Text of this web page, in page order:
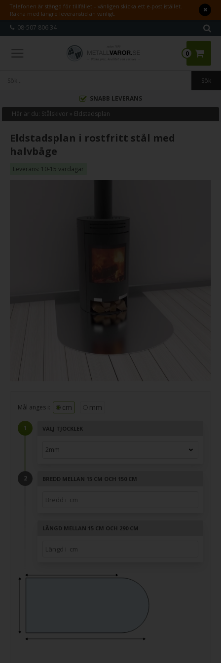
Telefonen är stängd för tillfället – vänligen skicka ett e-post istället.
Räkna med längre leveranstid än vanligt.
08-507 806 34
0
VI SKÄR EFTER ÖNSKADE MÅTT
Här är du: Stålskivor » Eldstadsplan
Eldstadsplan i rostfritt stål med
halvbåge
Leverans: 10-15 vardagar
Mål anges i: cm mm
VÄLJ TJOCKLEK
BREDD MELLAN 15 CM OCH 150 CM
LÄNGD MELLAN 15 CM OCH 290 CM